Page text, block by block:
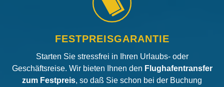
FESTPREISGARANTIE
Starten Sie stressfrei in Ihren Urlaubs- oder
Geschäftsreise. Wir bieten Ihnen den Flughafentransfer
zum Festpreis, so daß Sie schon bei der Buchung